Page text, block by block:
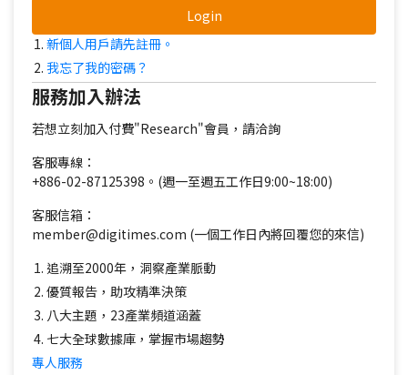
Login
新個人用戶請先註冊。
我忘了我的密碼？
服務加入辦法
若想立刻加入付費"Research"會員，請洽詢
客服專線：
+886-02-87125398。(週一至週五工作日9:00~18:00)
客服信箱：
member@digitimes.com (一個工作日內將回覆您的來信)
追溯至2000年，洞察產業脈動
優質報告，助攻精準決策
八大主題，23產業頻道涵蓋
七大全球數據庫，掌握市場趨勢
專人服務